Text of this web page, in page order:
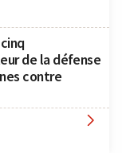
de la défense
contre
